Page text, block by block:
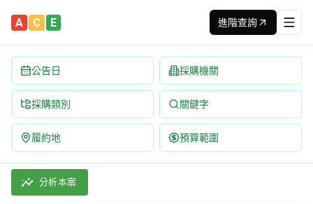
A C E 進階查詢
公告日 採購機關
採購類別 關鍵字
履約地 預算範圍
捷運三鶯線(土城及三峽區)隔音牆優化工程 招標公告 | 案號
採購類別：工程類 其他土木工程 | 招標方式：公開招標 |
分析本案